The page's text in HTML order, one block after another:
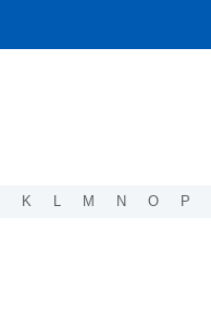
K L M N O P